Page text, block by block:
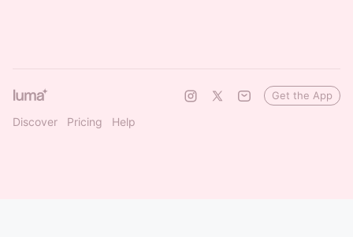
Discover Pricing Help
Get the App